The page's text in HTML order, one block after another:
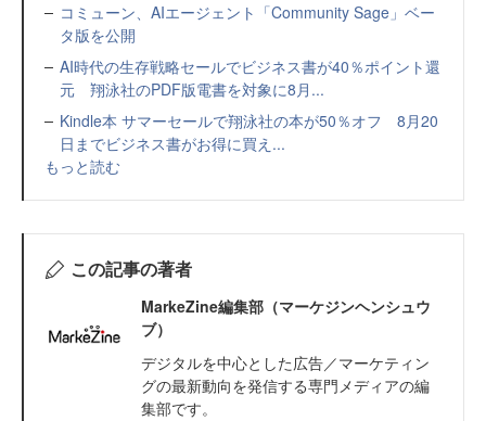
コミューン、AIエージェント「Community Sage」ベー
タ版を公開
AI時代の生存戦略セールでビジネス書が40％ポイント還
元 翔泳社のPDF版電書を対象に8月...
Kindle本 サマーセールで翔泳社の本が50％オフ 8月20
日までビジネス書がお得に買え...
もっと読む
この記事の著者
MarkeZine編集部（マーケジンヘンシュウ
ブ）
デジタルを中心とした広告／マーケティン
グの最新動向を発信する専門メディアの編
集部です。